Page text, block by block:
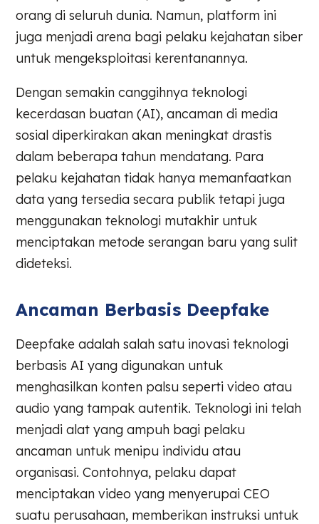
orang di seluruh dunia. Namun, platform ini
juga menjadi arena bagi pelaku kejahatan siber
untuk mengeksploitasi kerentanannya.
Dengan semakin canggihnya teknologi
kecerdasan buatan (AI), ancaman di media
sosial diperkirakan akan meningkat drastis
dalam beberapa tahun mendatang. Para
pelaku kejahatan tidak hanya memanfaatkan
data yang tersedia secara publik tetapi juga
menggunakan teknologi mutakhir untuk
menciptakan metode serangan baru yang sulit
dideteksi.
Ancaman Berbasis Deepfake
Deepfake adalah salah satu inovasi teknologi
berbasis AI yang digunakan untuk
menghasilkan konten palsu seperti video atau
audio yang tampak autentik. Teknologi ini telah
menjadi alat yang ampuh bagi pelaku
ancaman untuk menipu individu atau
organisasi. Contohnya, pelaku dapat
menciptakan video yang menyerupai CEO
suatu perusahaan, memberikan instruksi untuk